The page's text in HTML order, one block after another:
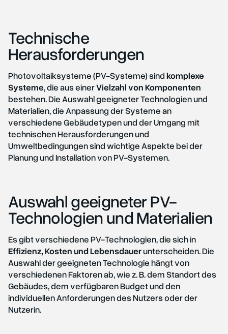
Technische
Herausforderungen
Photovoltaiksysteme (PV-Systeme) sindkomplexe
Systeme, die aus einerVielzahl von Komponenten
bestehen. Die Auswahl geeigneter Technologien und
Materialien, die Anpassung der Systeme an
verschiedene Gebäudetypen und der Umgang mit
technischen Herausforderungen und
Umweltbedingungen sind wichtige Aspekte bei der
Planung und Installation von PV-Systemen.
Auswahl geeigneter PV-
Technologien und Materialien
Es gibt verschiedene PV-Technologien, die sich in
Effizienz, Kosten und Lebensdauerunterscheiden. Die
Auswahl der geeigneten Technologie hängt von
verschiedenen Faktoren ab, wie z. B. dem Standort des
Gebäudes, dem verfügbaren Budget und den
individuellen Anforderungen des Nutzers oder der
Nutzerin.